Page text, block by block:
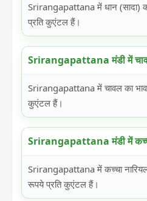
Srirangapattana में धान
प्रति कुएंटल हैं।
Srirangapattana मंडी में
Srirangapattana में चावल का
कुएंटल हैं।
Srirangapattana मंडी में कच्चा
Srirangapattana में कच्चा
रूपये प्रति कुएंटल हैं।